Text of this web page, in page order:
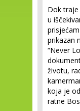
Dok
u
prikazan
“Never
životu,
koja je
ratne